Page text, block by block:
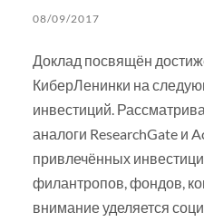
08/09/2017
Доклад посвящён
КиберЛенинки на
инвестиций.
аналоги ResearchGate и
привлечённых
филантропов, фондов,
внимание уделяется